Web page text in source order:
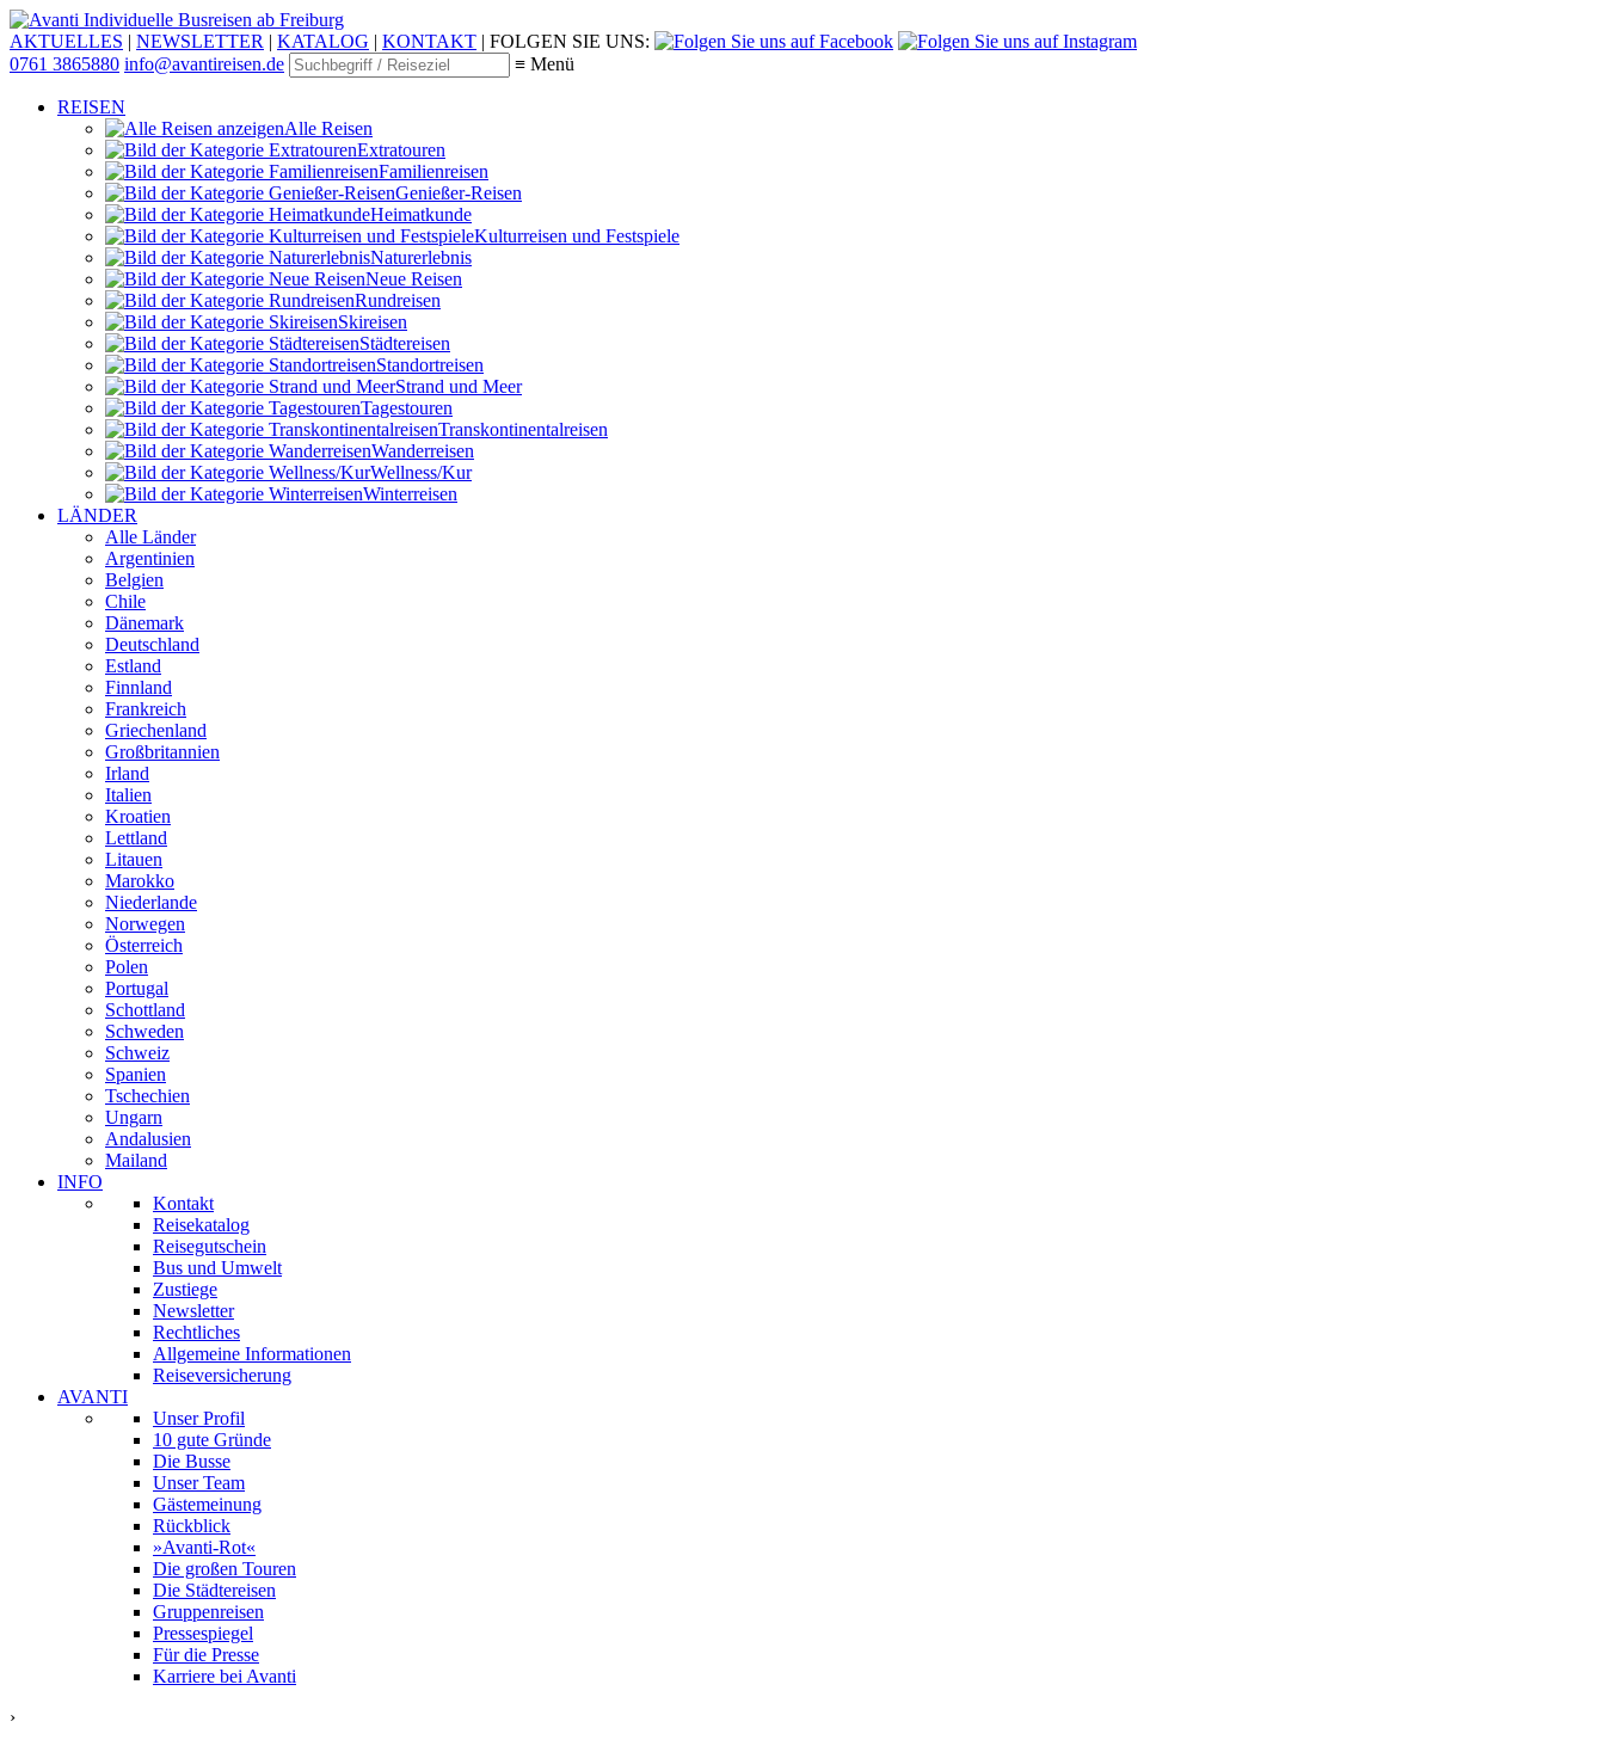
Individuelle Busreisen ab Freiburg
AKTUELLES | NEWSLETTER | KATALOG | KONTAKT | FOLGEN SIE UNS:
0761 3865880 info@avantireisen.de ≡ Menü
REISEN
Alle Reisen
Extratouren
Familien­reisen
Genießer-Reisen
Heimatkunde
Kultur­reisen und Festspiele
Naturerlebnis
Neue Reisen
Rund­reisen
Ski­reisen
Städte­reisen
Standort­reisen
Strand und Meer
Tagestouren
Transkontinental­reisen
Wander­reisen
Wellness/Kur
Winter­reisen
LÄNDER
Alle Länder
Argentinien
Belgien
Chile
Dänemark
Deutschland
Estland
Finnland
Frankreich
Griechenland
Großbritannien
Irland
Italien
Kroatien
Lettland
Litauen
Marokko
Niederlande
Norwegen
Österreich
Polen
Portugal
Schottland
Schweden
Schweiz
Spanien
Tschechien
Ungarn
Andalusien
Mailand
INFO
Kontakt
Reisekatalog
Reisegutschein
Bus und Umwelt
Zustiege
Newsletter
Rechtliches
Allgemeine Informationen
Reiseversicherung
AVANTI
Unser Profil
10 gute Gründe
Die Busse
Unser Team
Gästemeinung
Rückblick
»Avanti-Rot«
Die großen Touren
Die Städtereisen
Gruppenreisen
Pressespiegel
Für die Presse
Karriere bei Avanti
›